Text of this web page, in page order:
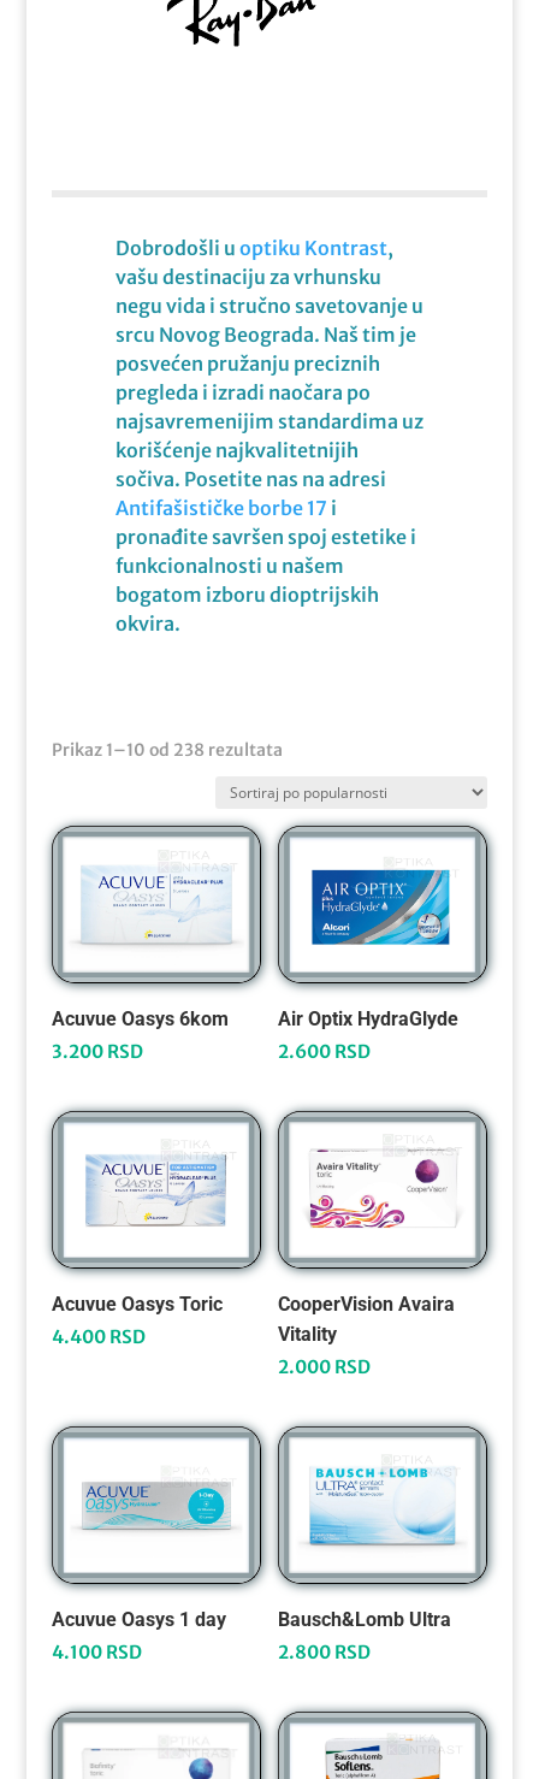
Dobrodošli u optiku Kontrast,
vašu destinaciju za vrhunsku
negu vida i stručno savetovanje u
srcu Novog Beograda. Naš tim je
posvećen pružanju preciznih
pregleda i izradi naočara po
najsavremenijim standardima uz
korišćenje najkvalitetnijih
sočiva. Posetite nas na adresi
Antifašističke borbe 17 i
pronađite savršen spoj estetike i
funkcionalnosti u našem
bogatom izboru dioptrijskih
okvira.
Prikaz 1–10 od 238 rezultataSortirano
popularnosti
Acuvue Oasys 6kom
3.200 RSD
Air Optix HydraGlyde
2.600 RSD
Acuvue Oasys Toric
4.400 RSD
CooperVision Avaira
Vitality
2.000 RSD
Acuvue Oasys 1 day
4.100 RSD
Bausch&Lomb Ultra
2.800 RSD